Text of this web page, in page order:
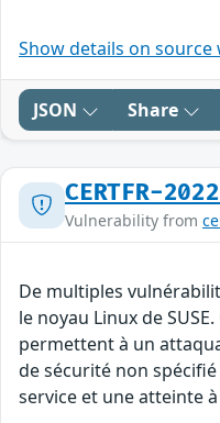
Show details on source
JSON Share
CERTFR-
Vulnerability from
De multiples
le noyau Linux de
permettent à un
de sécurité non
service et une atteinte